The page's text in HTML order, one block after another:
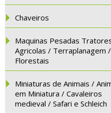
Chaveiros
Maquinas Pesadas
Agricolas / Terraplanagem /
Florestais
Miniaturas de Animais /
em Miniatura / Cavaleiros
medieval / Safari e Schleich